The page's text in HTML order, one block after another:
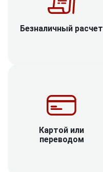
Безналичный расчет
Картой или
переводом